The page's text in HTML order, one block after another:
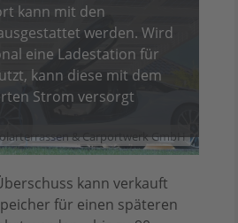
& Carportwerk GmbH
kann mit den
werden. Wird
eine Ladestation für
kann diese mit dem
Strom versorgt
kann verkauft
für einen späteren